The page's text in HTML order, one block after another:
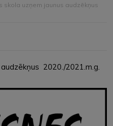
skola uzņem jaunus audzēkņus
2020./2021.m.g.